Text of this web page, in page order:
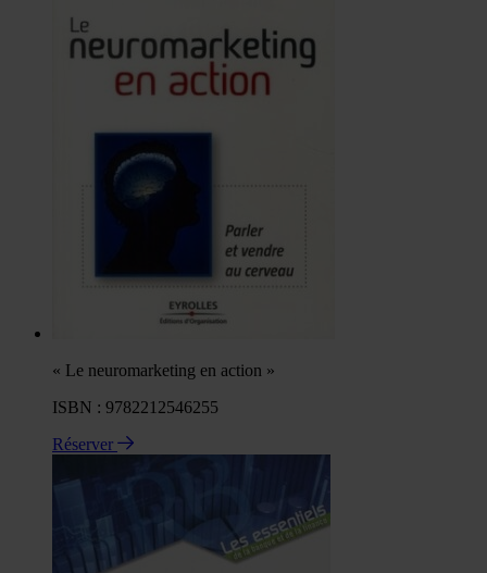
« Le neuromarketing en action »
ISBN : 9782212546255
Réserver